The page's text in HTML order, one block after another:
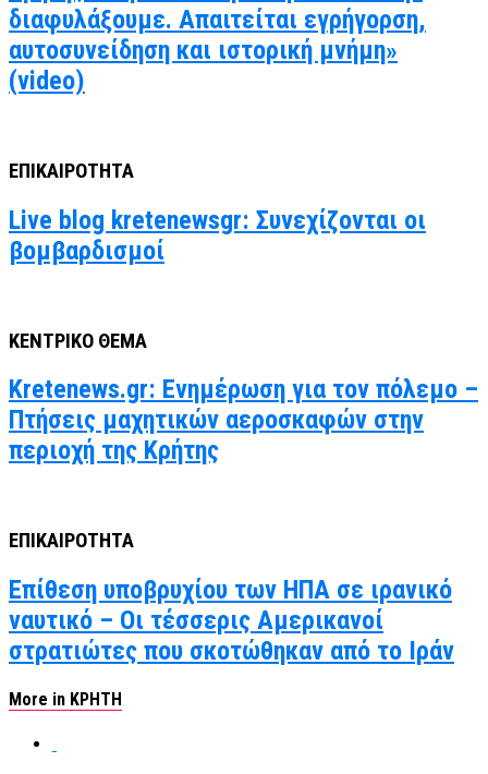
διαφυλάξουμε. Απαιτείται εγρήγορση,
αυτοσυνείδηση και ιστορική μνήμη»
(video)
ΕΠΙΚΑΙΡΟΤΗΤΑ
Live blog kretenewsgr: Συνεχίζονται οι
βομβαρδισμοί
ΚΕΝΤΡΙΚΟ ΘΕΜΑ
Kretenews.gr: Ενημέρωση για τον πόλεμο –
Πτήσεις μαχητικών αεροσκαφών στην
περιοχή της Κρήτης
ΕΠΙΚΑΙΡΟΤΗΤΑ
Επίθεση υποβρυχίου των ΗΠΑ σε ιρανικό
ναυτικό – Οι τέσσερις Αμερικανοί
στρατιώτες που σκοτώθηκαν από το Ιράν
More in ΚΡΗΤΗ